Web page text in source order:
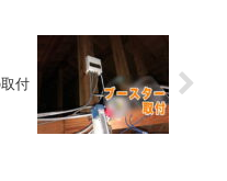
付